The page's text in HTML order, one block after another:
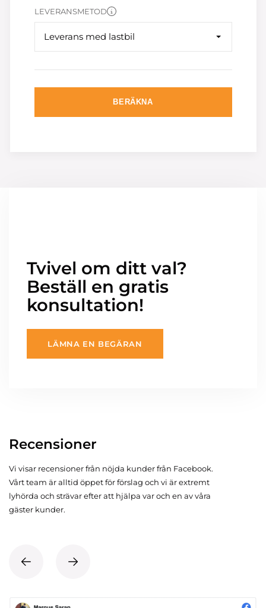
LEVERANSMETOD
Leverans med lastbil
BERÄKNA
Tvivel om ditt val?
Beställ en gratis
konsultation!
LÄMNA EN BEGÄRAN
Recensioner
Vi visar recensioner från nöjda kunder från Facebook.
Vårt team är alltid öppet för förslag och vi är extremt
lyhörda och strävar efter att hjälpa var och en av våra
gäster kunder.